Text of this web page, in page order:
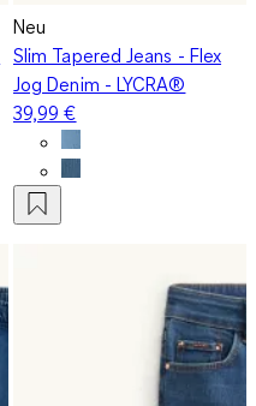
Neu
Slim Tapered Jeans - Flex
Jog Denim - LYCRA®
39,99 €